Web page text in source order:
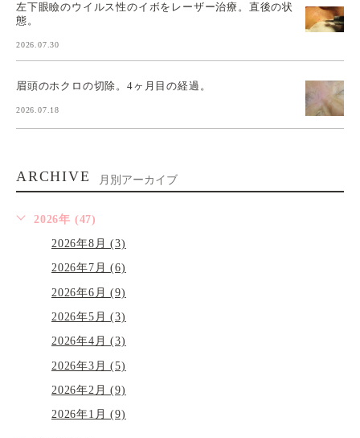
左下眼瞼のウイルス性のイボをレーザー治療。直後の状
態。
2026.07.30
眉頭のホクロの切除。4ヶ月目の経過。
2026.07.18
ARCHIVE 月別アーカイブ
2026年 (47)
2026年8月 (3)
2026年7月 (6)
2026年6月 (9)
2026年5月 (3)
2026年4月 (3)
2026年3月 (5)
2026年2月 (9)
2026年1月 (9)